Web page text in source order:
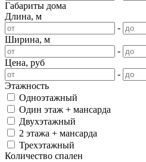
Габариты дома
Длина, м
-
Ширина, м
-
Цена, руб
-
Этажность
Одноэтажный
Один этаж + мансарда
Двухэтажный
2 этажа + мансарда
Трехэтажный
Количество спален